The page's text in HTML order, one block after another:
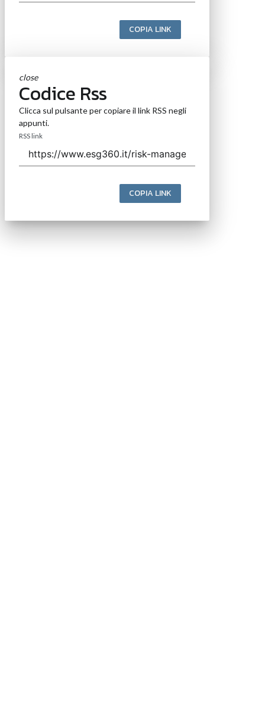
COPIA LINK
close
Codice Rss
Clicca sul pulsante per copiare il link RSS negli
appunti.
RSS link
COPIA LINK